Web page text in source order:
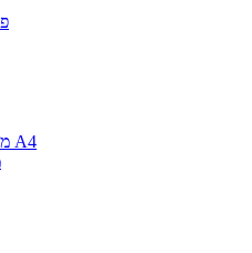
מדפסות לייזר משולבות A4